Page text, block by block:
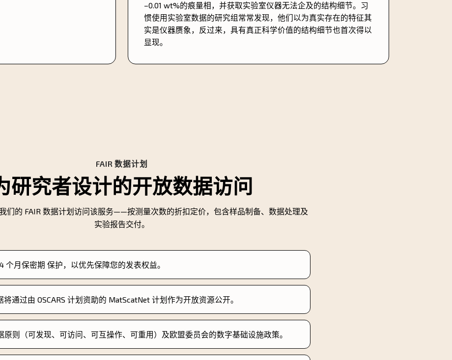
–0.01 wt%的痕量相，并获取实验室仪器无法企及的结构细节。习
惯使用实验室数据的研究组常常发现，他们以为真实存在的特征其
实是仪器赝象，反过来，具有真正科学价值的结构细节也首次得以
显现。
FAIR 数据计划
研究者设计的开放数据访问
们的 FAIR 数据计划访问该服务——按测量次数的折扣定价，包含样品制备、数据处理及
实验报告交付。
个月保密期 保护，以优先保障您的发表权益。
通过由 OSCARS 计划资助的 MatScatNet 计划作为开放资源公开。
原则（可发现、可访问、可互操作、可重用）及欧盟委员会的数字基础设施政策。